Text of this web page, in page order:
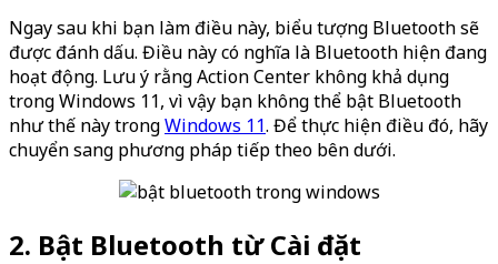
Ngay sau khi bạn làm điều này, biểu tượng Bluetooth sẽ
được đánh dấu. Điều này có nghĩa là Bluetooth hiện đang
hoạt động. Lưu ý rằng Action Center không khả dụng
trong Windows 11, vì vậy bạn không thể bật Bluetooth
như thế này trongWindows 11. Để thực hiện điều đó, hãy
chuyển sang phương pháp tiếp theo bên dưới.
2. Bật Bluetooth từ Cài đặt